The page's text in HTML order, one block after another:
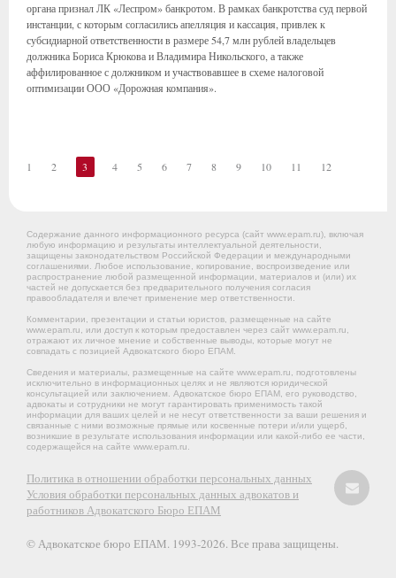
органа признал ЛК «Леспром» банкротом. В рамках банкротства суд первой
инстанции, с которым согласились апелляция и кассация, привлек к
субсидиарной ответственности в размере 54,7 млн рублей владельцев
должника Бориса Крюкова и Владимира Никольского, а также
аффилированное с должником и участвовавшее в схеме налоговой
оптимизации ООО «Дорожная компания».
1 2 3 4 5 6 7 8 9 10 11 12
Содержание данного информационного ресурса (сайт www.epam.ru), включая
любую информацию и результаты интеллектуальной деятельности,
защищены законодательством Российской Федерации и международными
соглашениями. Любое использование, копирование, воспроизведение или
распространение любой размещенной информации, материалов и (или) их
частей не допускается без предварительного получения согласия
правообладателя и влечет применение мер ответственности.
Комментарии, презентации и статьи юристов, размещенные на сайте
www.epam.ru, или доступ к которым предоставлен через сайт www.epam.ru,
отражают их личное мнение и собственные выводы, которые могут не
совпадать с позицией Адвокатского бюро ЕПАМ.
Сведения и материалы, размещенные на сайте www.epam.ru, подготовлены
исключительно в информационных целях и не являются юридической
консультацией или заключением. Адвокатское бюро ЕПАМ, его руководство,
адвокаты и сотрудники не могут гарантировать применимость такой
информации для ваших целей и не несут ответственности за ваши решения и
связанные с ними возможные прямые или косвенные потери и/или ущерб,
возникшие в результате использования информации или какой-либо ее части,
содержащейся на сайте www.epam.ru.
Политика в отношении обработки персональных данных
Условия обработки персональных данных адвокатов и
работников Адвокатского Бюро ЕПАМ
© Адвокатское бюро ЕПАМ. 1993-2026. Все права защищены.